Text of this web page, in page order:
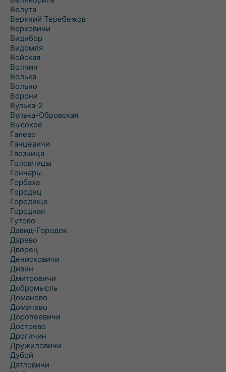
Велута
Верхний Теребежов
Верховичи
Видибор
Видомля
Войская
Волчин
Волька
Вольно
Ворони
Вулька-2
Вулька-Обровская
Высокое
Галево
Ганцевичи
Гвозница
Головчицы
Гончары
Горбаха
Городец
Городище
Городная
Гутово
Давид-Городок
Дарево
Дворец
Денисковичи
Дивин
Дмитровичи
Добромысль
Доманово
Домачево
Доропеевичи
Достоево
Дрогичин
Дружиловичи
Дубой
Дятловичи